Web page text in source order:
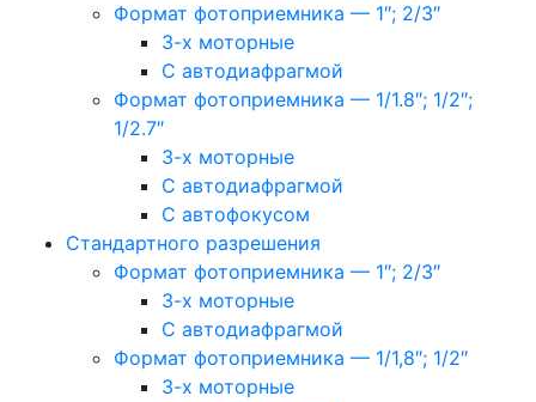
Формат фотоприемника — 1″; 2/3″
3-х моторные
С автодиафрагмой
Формат фотоприемника — 1/1.8″; 1/2″;
1/2.7″
3-х моторные
С автодиафрагмой
С автофокусом
Стандартного разрешения
Формат фотоприемника — 1″; 2/3″
3-х моторные
С автодиафрагмой
Формат фотоприемника — 1/1,8″; 1/2″
3-х моторные